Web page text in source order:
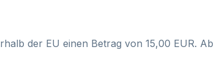
der EU einen Betrag von 15,00 EUR.